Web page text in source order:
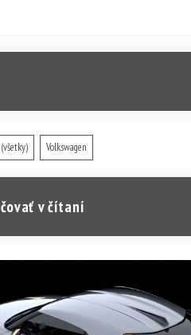
Volkswagen
v čítaní